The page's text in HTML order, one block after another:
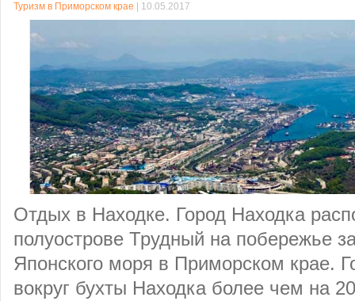
Туризм в Приморском крае | 10.05.2017
Отдых в Находке. Город Находка
полуострове Трудный на побережье
Японского моря в Приморском крае.
вокруг бухты Находка более чем на